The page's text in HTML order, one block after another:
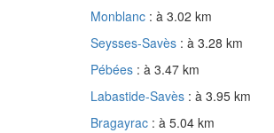
Monblanc : à 3.02 km
Seysses-Savès : à 3.28 km
Pébées : à 3.47 km
Labastide-Savès : à 3.95 km
Bragayrac : à 5.04 km